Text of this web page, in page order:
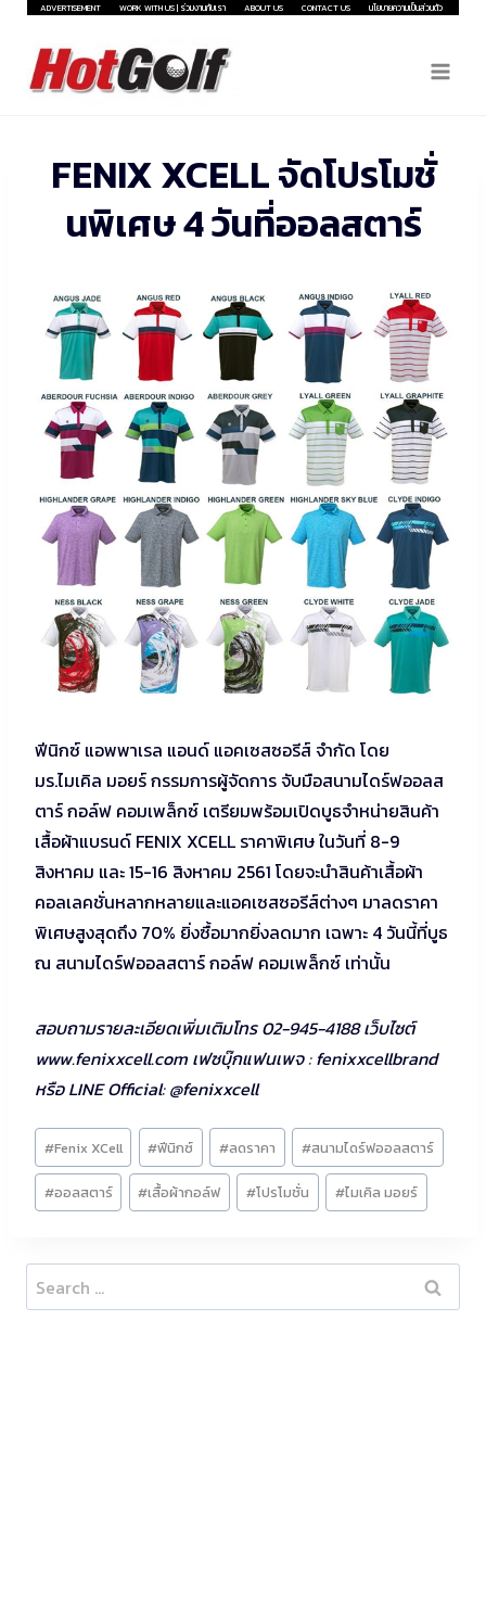
Skip
content
ADVERTISEMENT WORK WITH US | ร่วมงานกับเรา ABOUT US CONTACT US นโยบายความเป็นส่วนตัว
FENIX XCELL จัดโปรโมชั่
นพิเศษ 4 วันที่ออลสตาร์
ฟีนิกซ์ แอพพาเรล แอนด์ แอคเซสซอรีส์ จำกัด โดย
มร.ไมเคิล มอยร์ กรรมการผู้จัดการ จับมือสนามไดร์ฟออลส
ตาร์ กอล์ฟ คอมเพล็กซ์ เตรียมพร้อมเปิดบูธจำหน่ายสินค้า
เสื้อผ้าแบรนด์ FENIX XCELL ราคาพิเศษ ในวันที่ 8-9
สิงหาคม และ 15-16 สิงหาคม 2561 โดยจะนำสินค้าเสื้อผ้า
คอลเลคชั่นหลากหลายและแอคเซสซอรีส์ต่างๆ มาลดราคา
พิเศษสูงสุดถึง 70% ยิ่งซื้อมากยิ่งลดมาก เฉพาะ 4 วันนี้ที่บูธ
ณ สนามไดร์ฟออลสตาร์ กอล์ฟ คอมเพล็กซ์ เท่านั้น
สอบถามรายละเอียดเพิ่มเติมโทร 02-945-4188 เว็บไซต์
www.fenixxcell.com เฟซบุ๊กแฟนเพจ : fenixxcellbrand
หรือ LINE Official: @fenixxcell
Post
Tags:
#Fenix XCell #ฟีนิกซ์ #ลดราคา #สนามไดร์ฟออลสตาร์
#ออลสตาร์ #เสื้อผ้ากอล์ฟ #โปรโมชั่น #ไมเคิล มอยร์
Search
for: